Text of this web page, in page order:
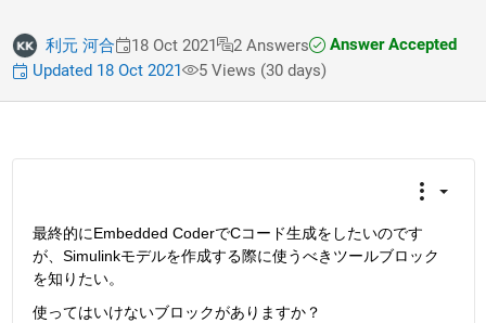
利元 河合 18 Oct 2021 2 Answers
Answer Accepted
Updated 18 Oct 2021
5 Views (30 days)
最終的にEmbedded CoderでCコード生成をしたいのです
が、Simulinkモデルを作成する際に使うべきツールブロック
を知りたい。
使ってはいけないブロックがありますか？